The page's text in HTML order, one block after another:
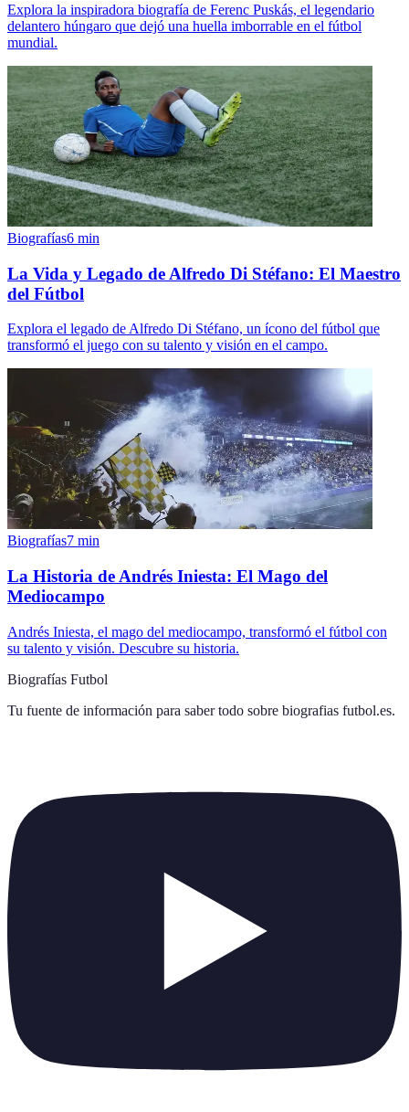
Explora la inspiradora biografía de Ferenc Puskás, el legendario
delantero húngaro que dejó una huella imborrable en el fútbol
mundial.
Biografías6 min
La Vida y Legado de Alfredo Di Stéfano: El Maestro
del Fútbol
Explora el legado de Alfredo Di Stéfano, un ícono del fútbol que
transformó el juego con su talento y visión en el campo.
Biografías7 min
La Historia de Andrés Iniesta: El Mago del
Mediocampo
Andrés Iniesta, el mago del mediocampo, transformó el fútbol con
su talento y visión. Descubre su historia.
Biografías Futbol
Tu fuente de información para saber todo sobre biografias futbol.es.